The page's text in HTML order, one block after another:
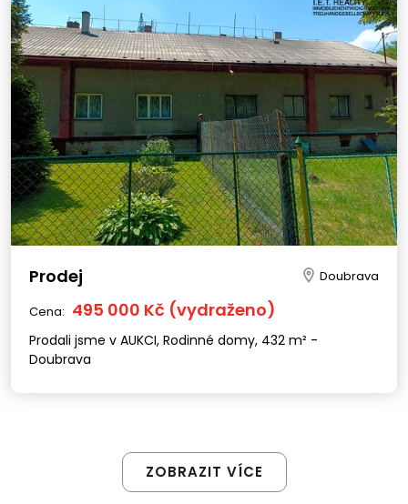
Prodej Doubrava
Cena: 495 000 Kč (vydraženo)
Prodali jsme v AUKCI, Rodinné domy, 432 m² -
Doubrava
ZOBRAZIT VÍCE